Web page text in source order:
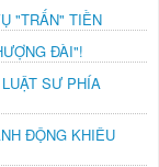
"TRẤN" TIỀN
ĐÀI"!
SƯ PHÍA
ĐỘNG KHIÊU